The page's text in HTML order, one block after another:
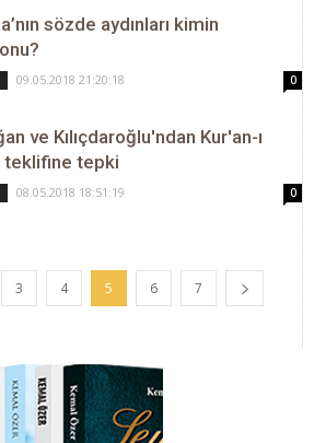
sözde aydınları kimin
09.05.2018 21:20:18 0
ve Kılıçdaroğlu'ndan Kur'an-ı
tepki
08.05.2018 18:51:19 0
3 4 5 6 7